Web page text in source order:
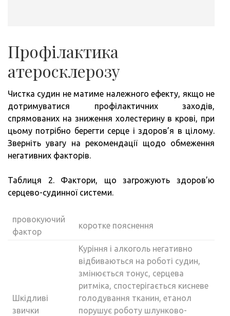
Профілактика
атеросклерозу
Чистка судин не матиме належного ефекту, якщо не
дотримуватися профілактичних заходів,
спрямованих на зниження холестерину в крові, при
цьому потрібно берегти серце і здоров’я в цілому.
Зверніть увагу на рекомендації щодо обмеження
негативних факторів.
Таблиця 2. Фактори, що загрожують здоров’ю
серцево-судинної системи.
провокуючий
фактор
коротке пояснення
Шкідливі
звички
Куріння і алкоголь негативно
відбиваються на роботі судин,
змінюється тонус, серцева
ритміка, спостерігається кисневе
голодування тканин, етанол
порушує роботу шлунково-